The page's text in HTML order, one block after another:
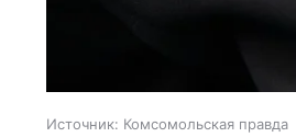
Источник: Комсомольская правда